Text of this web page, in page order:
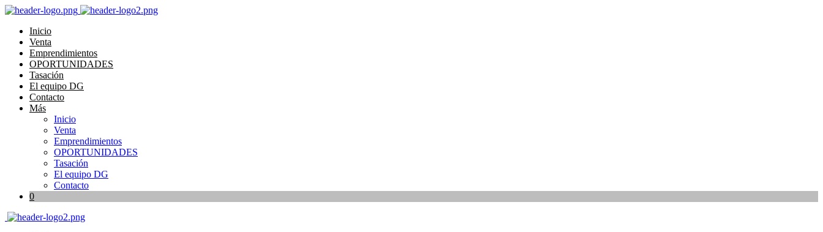
Inicio
Venta
Emprendimientos
OPORTUNIDADES
Tasación
El equipo DG
Contacto
Más
Inicio
Venta
Emprendimientos
OPORTUNIDADES
Tasación
El equipo DG
Contacto
0